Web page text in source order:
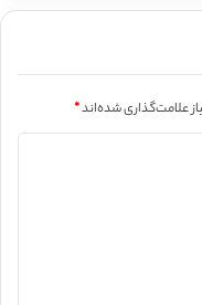
علامت‌گذاری شده‌اند*